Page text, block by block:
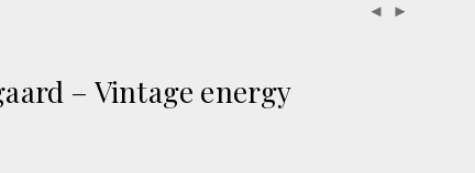
– Vintage energy